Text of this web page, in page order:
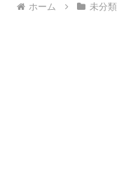
ホーム 未分類